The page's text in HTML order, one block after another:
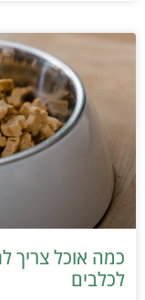
כמה אוכל צריך
לכלבים